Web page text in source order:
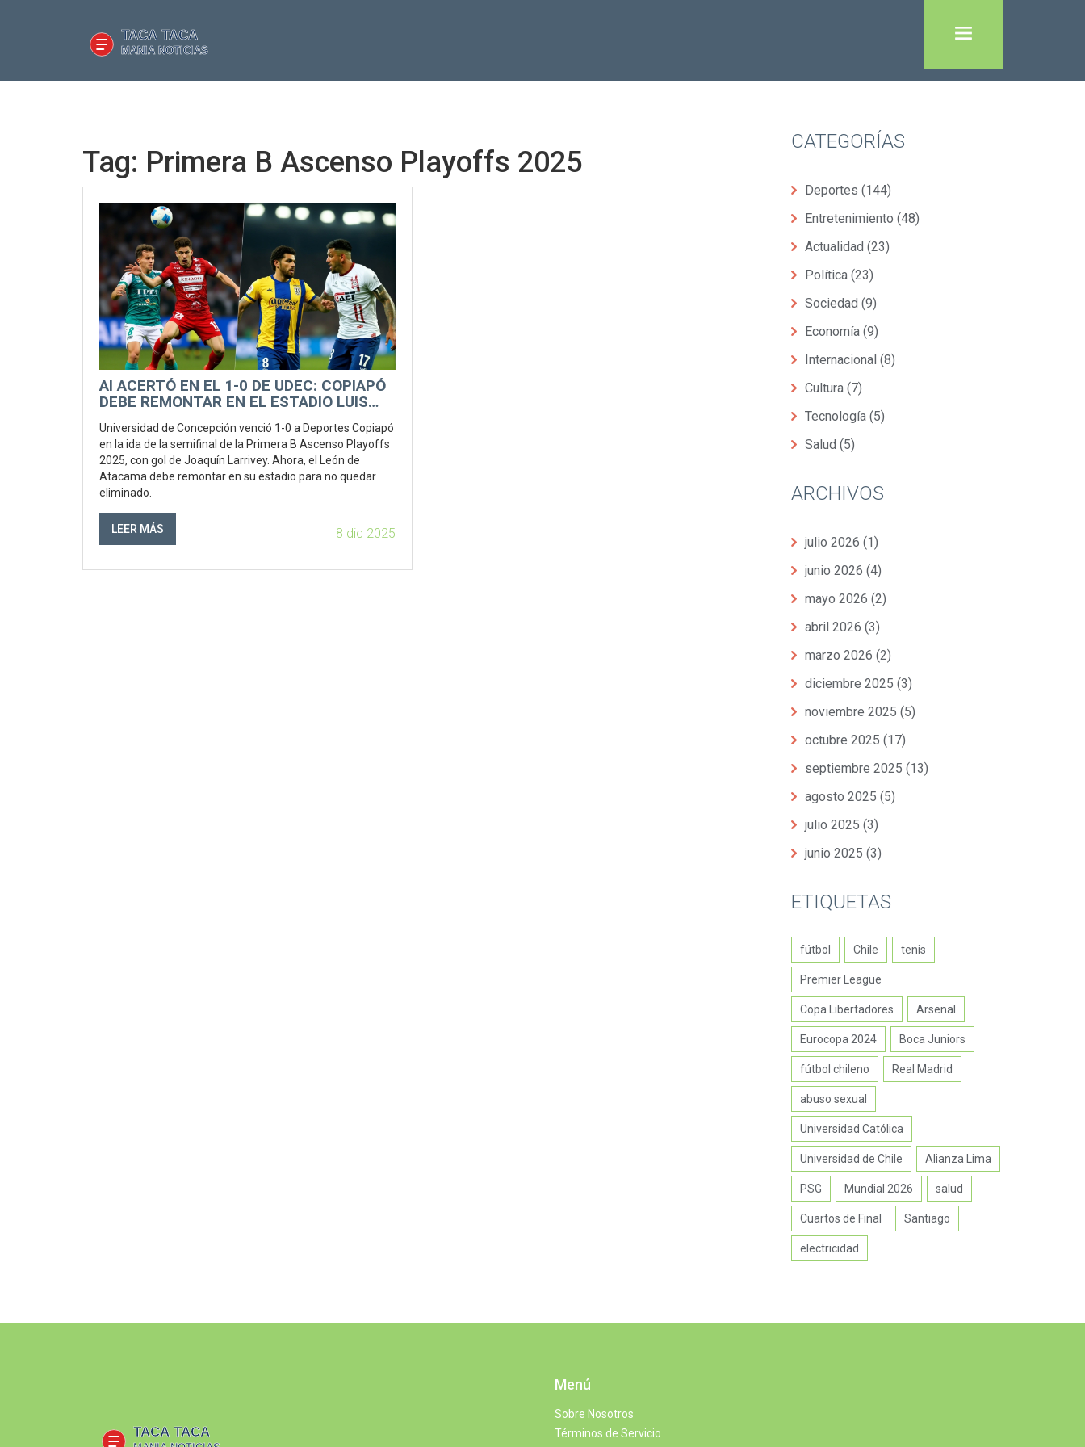
Tag: Primera B Ascenso Playoffs 2025
AI ACERTÓ EN EL 1-0 DE UDEC: COPIAPÓ
DEBE REMONTAR EN EL ESTADIO LUIS
Universidad de Concepción venció 1-0 a Deportes Copiapó
en la ida de la semifinal de la Primera B Ascenso Playoffs
2025, con gol de Joaquín Larrivey. Ahora, el León de
Atacama debe remontar en su estadio para no quedar
eliminado.
LEER MÁS 8 dic 2025
CATEGORÍAS
Deportes (144)
Entretenimiento (48)
Actualidad (23)
Política (23)
Sociedad (9)
Economía (9)
Internacional (8)
Cultura (7)
Tecnología (5)
Salud (5)
ARCHIVOS
julio 2026 (1)
junio 2026 (4)
mayo 2026 (2)
abril 2026 (3)
marzo 2026 (2)
diciembre 2025 (3)
noviembre 2025 (5)
octubre 2025 (17)
septiembre 2025 (13)
agosto 2025 (5)
julio 2025 (3)
junio 2025 (3)
ETIQUETAS
fútbol Chile tenis
Premier League
Copa Libertadores Arsenal
Eurocopa 2024 Boca Juniors
fútbol chileno Real Madrid
abuso sexual
Universidad Católica
Universidad de Chile Alianza Lima
PSG Mundial 2026 salud
Cuartos de Final Santiago
electricidad
Menú
Sobre Nosotros
Términos de Servicio